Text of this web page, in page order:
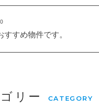
すすめ物件です。
リー CATEGORY